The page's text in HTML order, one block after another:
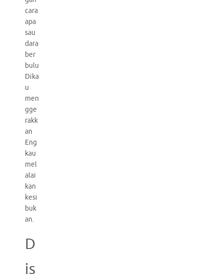
cara
apa
sau
dara
ber
bulu
Dika
u
men
gge
rakk
an
Eng
kau
mel
alai
kan
kesi
buk
an.
D
is